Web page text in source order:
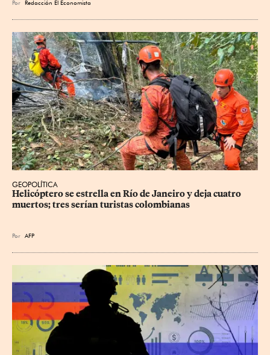
Por Redacción El Economista
GEOPOLÍTICA
Helicóptero se estrella en Río de Janeiro y deja cuatro
muertos; tres serían turistas colombianas
Por AFP